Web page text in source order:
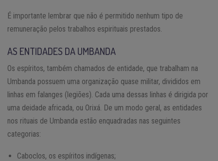
É importante lembrar que não é permitido nenhum tipo de
remuneração pelos trabalhos espirituais prestados.
AS ENTIDADES DA UMBANDA
Os espíritos, também chamados de entidade, que trabalham na
Umbanda possuem uma organização quase militar, divididos em
linhas em falanges (legiões). Cada uma dessas linhas é dirigida por
uma deidade africada, ou Orixá. De um modo geral, as entidades
nos rituais de Umbanda estão enquadradas nas seguintes
categorias:
Caboclos, os espíritos indígenas;